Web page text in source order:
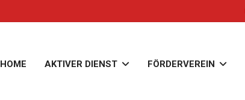
HOME AKTIVER DIENST FÖRDERVEREIN